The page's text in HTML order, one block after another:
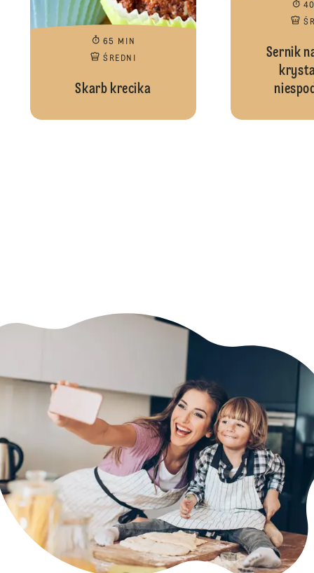
65 MIN
ŚREDNI
Skarb krecika
Sernik